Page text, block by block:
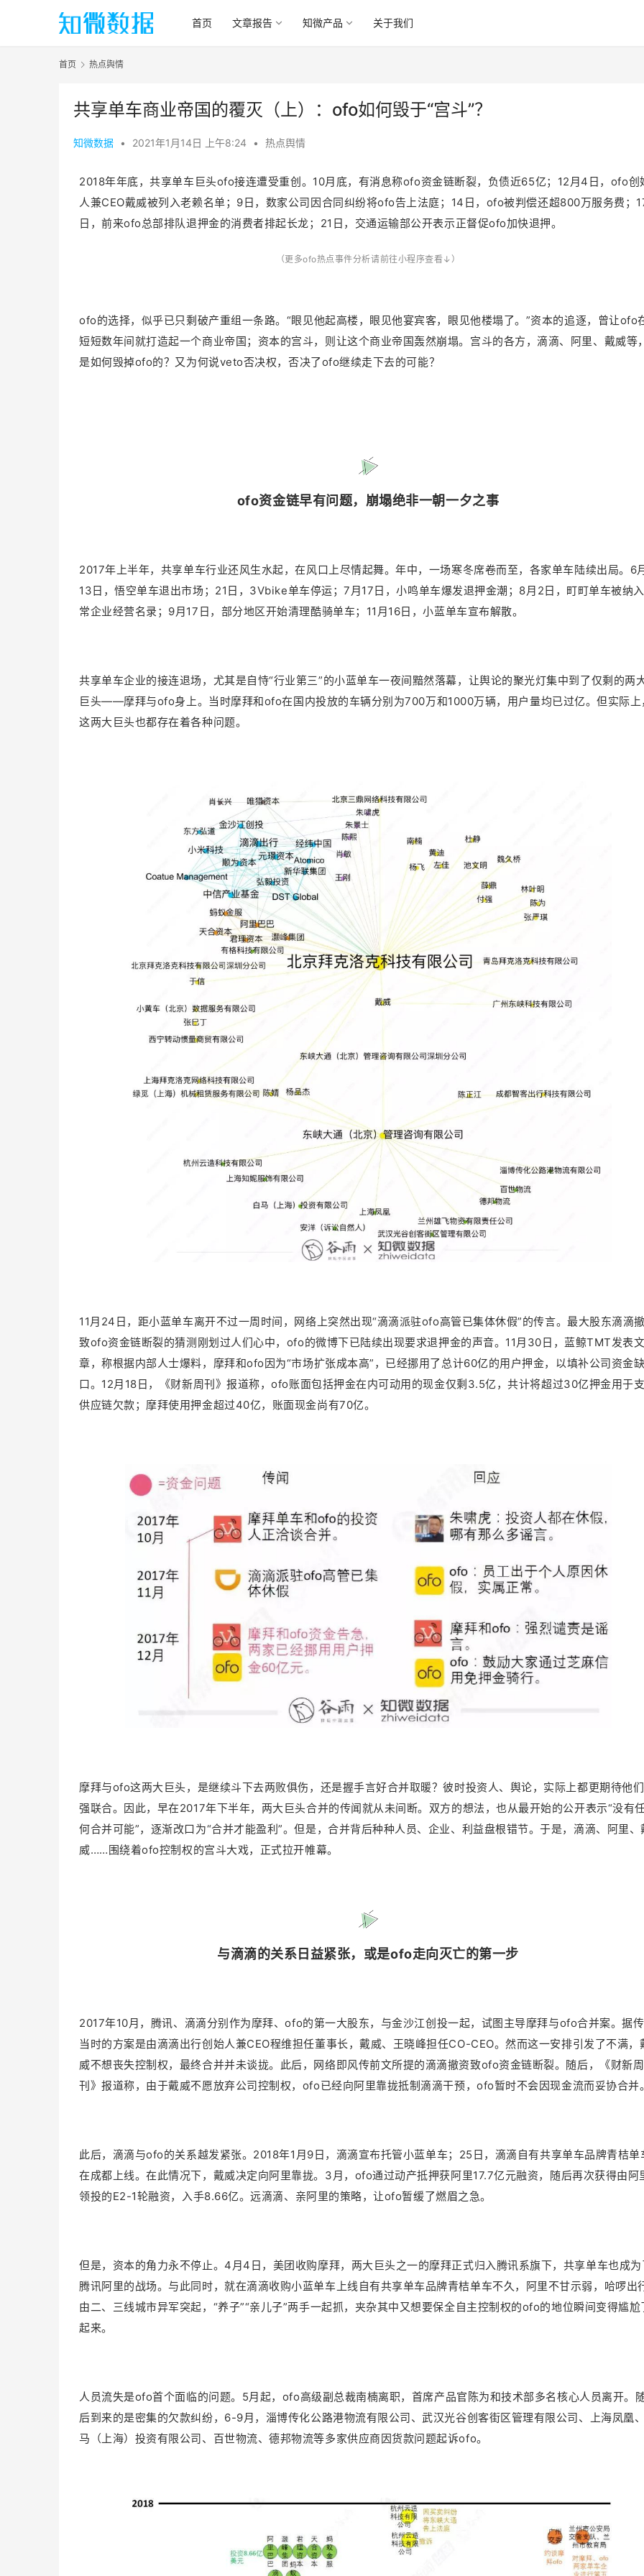
首页 文章报告 知微产品 关于我们
首页 热点舆情
共享单车商业帝国的覆灭（上）：ofo如何毁于“宫斗”？
知微数据 • 2021年1月14日 上午8:24 • 热点舆情
2018年年底，共享单车巨头ofo接连遭受重创。10月底，有消息称ofo资金链断裂，负债近65亿；12月4日，ofo创
人兼CEO戴威被列入老赖名单；9日，数家公司因合同纠纷将ofo告上法庭；14日，ofo被判偿还超800万服务费；
日，前来ofo总部排队退押金的消费者排起长龙；21日，交通运输部公开表示正督促ofo加快退押。
（更多ofo热点事件分析请前往小程序查看↓）
ofo的选择，似乎已只剩破产重组一条路。“眼见他起高楼，眼见他宴宾客，眼见他楼塌了。”资本的追逐，曾让ofo
短短数年间就打造起一个商业帝国；资本的宫斗，则让这个商业帝国轰然崩塌。宫斗的各方，滴滴、阿里、戴威等，
是如何毁掉ofo的？又为何说veto否决权，否决了ofo继续走下去的可能？
ofo资金链早有问题，崩塌绝非一朝一夕之事
2017年上半年，共享单车行业还风生水起，在风口上尽情起舞。年中，一场寒冬席卷而至，各家单车陆续出局。6
13日，悟空单车退出市场；21日，3Vbike单车停运；7月17日，小鸣单车爆发退押金潮；8月2日，町町单车被纳
常企业经营名录；9月17日，部分地区开始清理酷骑单车；11月16日，小蓝单车宣布解散。
共享单车企业的接连退场，尤其是自恃“行业第三”的小蓝单车一夜间黯然落幕，让舆论的聚光灯集中到了仅剩的两
巨头——摩拜与ofo身上。当时摩拜和ofo在国内投放的车辆分别为700万和1000万辆，用户量均已过亿。但实际上
这两大巨头也都存在着各种问题。
11月24日，距小蓝单车离开不过一周时间，网络上突然出现“滴滴派驻ofo高管已集体休假”的传言。最大股东滴滴
致ofo资金链断裂的猜测刚划过人们心中，ofo的微博下已陆续出现要求退押金的声音。11月30日，蓝鲸TMT发表文
章，称根据内部人士爆料，摩拜和ofo因为“市场扩张成本高”，已经挪用了总计60亿的用户押金，以填补公司资金缺
口。12月18日，《财新周刊》报道称，ofo账面包括押金在内可动用的现金仅剩3.5亿，共计将超过30亿押金用于
供应链欠款；摩拜使用押金超过40亿，账面现金尚有70亿。
摩拜与ofo这两大巨头，是继续斗下去两败俱伤，还是握手言好合并取暖？彼时投资人、舆论，实际上都更期待他
强联合。因此，早在2017年下半年，两大巨头合并的传闻就从未间断。双方的想法，也从最开始的公开表示“没有
何合并可能”，逐渐改口为“合并才能盈利”。但是，合并背后种种人员、企业、利益盘根错节。于是，滴滴、阿里、
威……围绕着ofo控制权的宫斗大戏，正式拉开帷幕。
与滴滴的关系日益紧张，或是ofo走向灭亡的第一步
2017年10月，腾讯、滴滴分别作为摩拜、ofo的第一大股东，与金沙江创投一起，试图主导摩拜与ofo合并案。据传
当时的方案是由滴滴出行创始人兼CEO程维担任董事长，戴威、王晓峰担任CO-CEO。然而这一安排引发了不满，
威不想丧失控制权，最终合并并未谈拢。此后，网络即风传前文所提的滴滴撤资致ofo资金链断裂。随后，《财新周
刊》报道称，由于戴威不愿放弃公司控制权，ofo已经向阿里靠拢抵制滴滴干预，ofo暂时不会因现金流而妥协合并。
此后，滴滴与ofo的关系越发紧张。2018年1月9日，滴滴宣布托管小蓝单车；25日，滴滴自有共享单车品牌青桔单
在成都上线。在此情况下，戴威决定向阿里靠拢。3月，ofo通过动产抵押获阿里17.7亿元融资，随后再次获得由阿
领投的E2-1轮融资，入手8.66亿。远滴滴、亲阿里的策略，让ofo暂缓了燃眉之急。
但是，资本的角力永不停止。4月4日，美团收购摩拜，两大巨头之一的摩拜正式归入腾讯系旗下，共享单车也成为
腾讯阿里的战场。与此同时，就在滴滴收购小蓝单车上线自有共享单车品牌青桔单车不久，阿里不甘示弱，哈啰出
由二、三线城市异军突起，“养子”“亲儿子”两手一起抓，夹杂其中又想要保全自主控制权的ofo的地位瞬间变得尴尬
起来。
人员流失是ofo首个面临的问题。5月起，ofo高级副总裁南楠离职，首席产品官陈为和技术部多名核心人员离开。
后到来的是密集的欠款纠纷，6-9月，淄博传化公路港物流有限公司、武汉光谷创客街区管理有限公司、上海凤凰
马（上海）投资有限公司、百世物流、德邦物流等多家供应商因货款问题起诉ofo。